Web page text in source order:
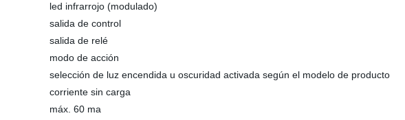
led infrarrojo (modulado)
salida de control
salida de relé
modo de acción
selección de luz encendida u oscuridad activada según el modelo de producto
corriente sin carga
máx. 60 ma